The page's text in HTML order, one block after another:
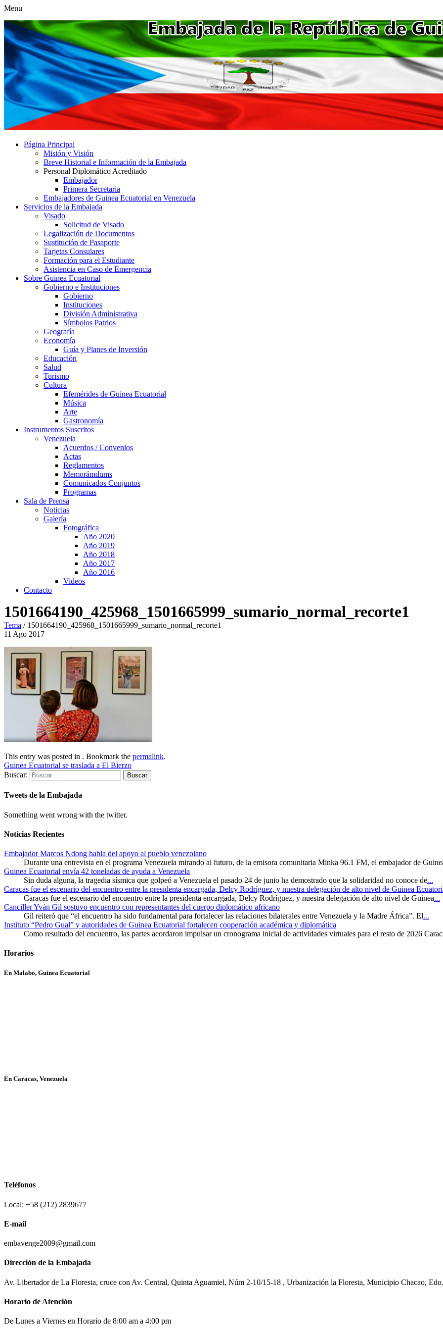
Menu
Página Principal
Misión y Visión
Breve Historial e Información de la Embajada
Personal Diplomático Acreditado
Embajador
Primera Secretaria
Embajadores de Guinea Ecuatorial en Venezuela
Servicios de la Embajada
Visado
Solicitud de Visado
Legalización de Documentos
Sustitución de Pasaporte
Tarjetas Consulares
Formación para el Estudiante
Asistencia en Caso de Emergencia
Sobre Guinea Ecuatorial
Gobierno e Instituciones
Gobierno
Instituciones
División Administrativa
Símbolos Patrios
Geografía
Economía
Guía y Planes de Inversión
Educación
Salud
Turismo
Cultura
Efemérides de Guinea Ecuatorial
Música
Arte
Gastronomía
Instrumentos Suscritos
Venezuela
Acuerdos / Convenios
Actas
Reglamentos
Memorámdums
Comunicados Conjuntos
Programas
Sala de Prensa
Noticias
Galería
Fotográfica
Año 2020
Año 2019
Año 2018
Año 2017
Año 2016
Videos
Contacto
1501664190_425968_1501665999_sumario_normal_recorte1
Tema / 1501664190_425968_1501665999_sumario_normal_recorte1
11 Ago 2017
This entry was posted in . Bookmark the permalink.
Guinea Ecuatorial se traslada a El Bierzo
Buscar:
Tweets de la Embajada
Something went wrong with the twitter.
Noticias Recientes
Embajador Marcos Ndong habla del apoyo al pueblo venezolano
Durante una entrevista en el programa Venezuela mirando al futuro, de la emisora comunitaria Minka 96.1 FM, el embajador de
Guinea Ecuatorial envía 42 toneladas de ayuda a Venezuela
Sin duda alguna, la tragedia sísmica que golpeó a Venezuela el pasado 24 de junio ha demostrado que la solidaridad no conoce de...
Caracas fue el escenario del encuentro entre la presidenta encargada, Delcy Rodríguez, y nuestra delegación de alto nivel de Guinea
Caracas fue el escenario del encuentro entre la presidenta encargada, Delcy Rodríguez, y nuestra delegación de alto nivel de Guinea...
Canciller Yván Gil sostuvo encuentro con representantes del cuerpo diplomático africano
Gil reiteró que “el encuentro ha sido fundamental para fortalecer las relaciones bilaterales entre Venezuela y la Madre África”. El...
Instituto “Pedro Gual” y autoridades de Guinea Ecuatorial fortalecen cooperación académica y diplomática
Como resultado del encuentro, las partes acordaron impulsar un cronograma inicial de actividades virtuales para el resto de 2026
Horarios
En Malabo, Guinea Ecuatorial
En Caracas, Venezuela
Teléfonos
Local: +58 (212) 2839677
E-mail
embavenge2009@gmail.com
Dirección de la Embajada
Av. Libertador de La Floresta, cruce con Av. Central, Quinta Aguamiel, Núm 2-10/15-18 , Urbanización la Floresta, Municipio Chacao,
Horario de Atención
De Lunes a Viernes en Horario de 8:00 am a 4:00 pm